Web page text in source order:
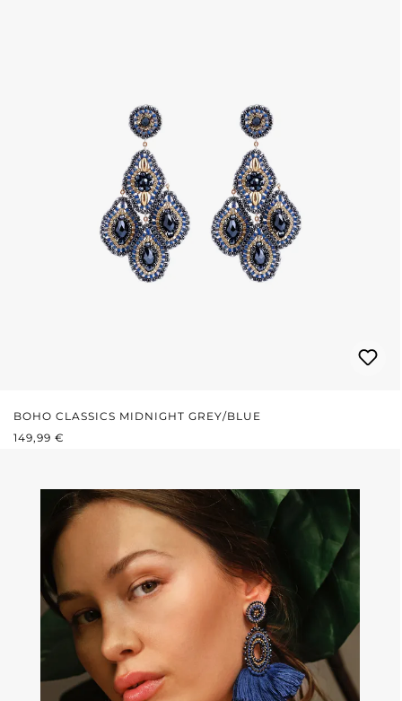
BOHO CLASSICS MIDNIGHT GREY/BLUE
PRIX RÉGULIER :
149,99 €